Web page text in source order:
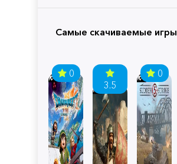
Самые скачиваемые игры
0
3.5
0